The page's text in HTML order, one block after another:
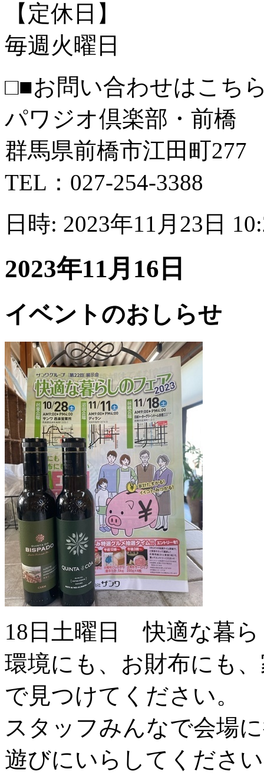
【定休日】
毎週火曜日
□■お問い合わせはこち
パワジオ倶楽部・前橋
群馬県前橋市江田町277
TEL：027-254-3388
日時: 2023年11月23日
2023年11月16日
イベントのおしらせ
18日土曜日 快適な暮
環境にも、お財布にも
で見つけてください。
スタッフみんなで会場
遊びにいらしてくださ